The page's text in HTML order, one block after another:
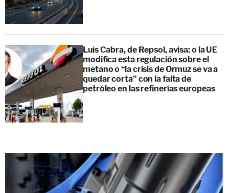
Luis Cabra, de Repsol, avisa: o la UE
modifica esta regulación sobre el
metano o “la crisis de Ormuz se va a
quedar corta” con la falta de
petróleo en las refinerías europeas